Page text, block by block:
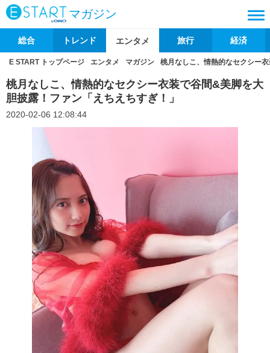
マガジン
総合 トレンド エンタメ 旅行 経済
E START トップページ エンタメ マガジン 桃月なしこ、情熱的なセクシー
桃月なしこ、情熱的なセクシー衣装で谷間&美脚を大
胆披露！ファン「えちえちすぎ！」
2020-02-06 12:08:44